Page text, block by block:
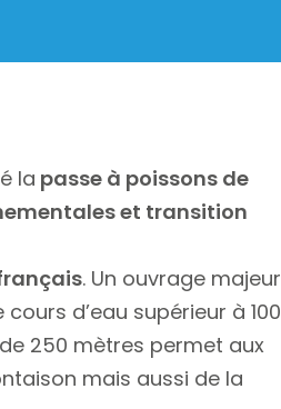
la passe à poissons de
et transition
. Un ouvrage majeur
d’eau supérieur à 100
250 mètres permet aux
mais aussi de la